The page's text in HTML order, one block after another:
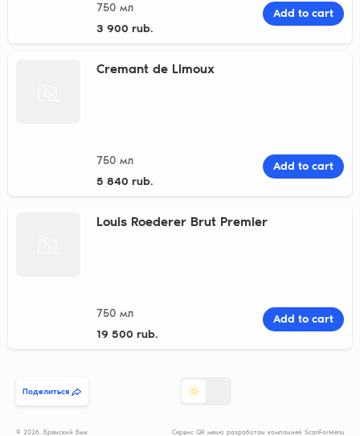
750 мл
3 900 rub.
Add to cart
Cremant de Limoux
750 мл
5 840 rub.
Add to cart
Louis Roederer Brut Premier
750 мл
19 500 rub.
Add to cart
Поделиться
© 2026. Брянский Бык Сервис QR меню разработан компанией ScanForMenu